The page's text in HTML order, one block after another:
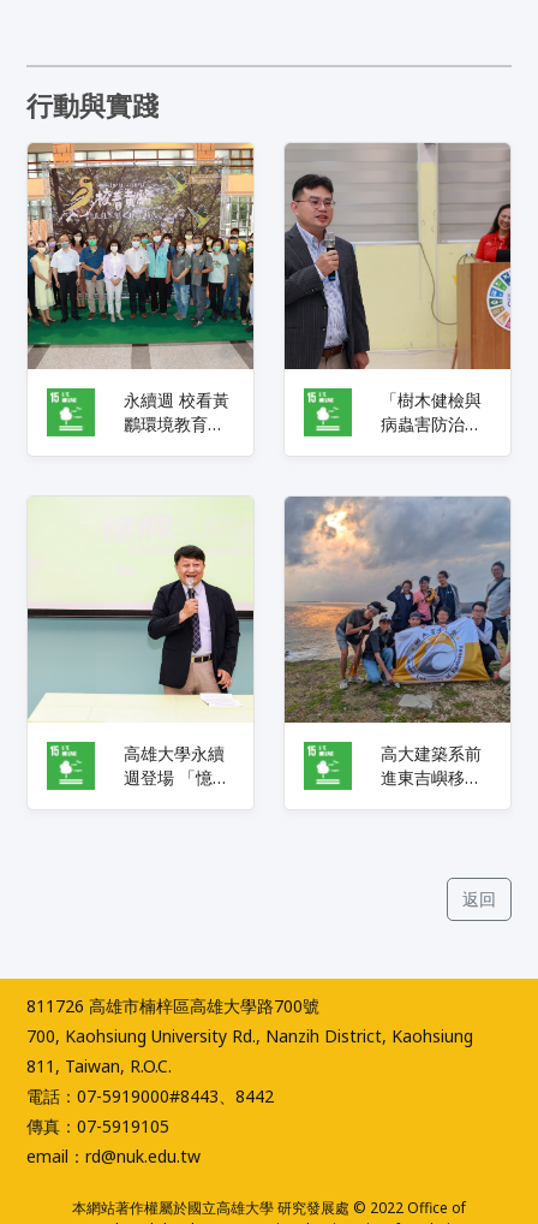
行動與實踐
永續週 校看黃
鸝環境教育系
展、線上講
座、志工培力
坊
「樹木健檢與
病蟲害防治環
守護綠資源 強
化校園安全與
高雄大學永續
週登場 「憶桐
高大建築系前
進東吉嶼移地
域導向人才培
返回
811726 高雄市楠梓區高雄大學路700號
700, Kaohsiung University Rd., Nanzih District, Kaohsiung
811, Taiwan, R.O.C.
電話：07-5919000#8443、8442
傳真：07-5919105
email：rd@nuk.edu.tw
本網站著作權屬於國立高雄大學 研究發展處 © 2022 Office of